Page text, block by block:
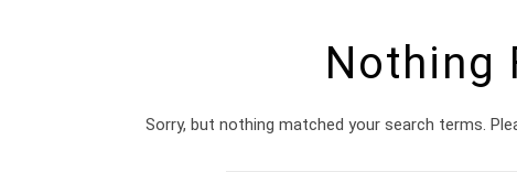
Nothing
Sorry, but nothing matched your search terms.